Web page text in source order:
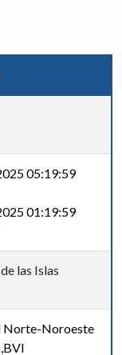
05:19:59
01:19:59
las Islas
Norte-Noroeste